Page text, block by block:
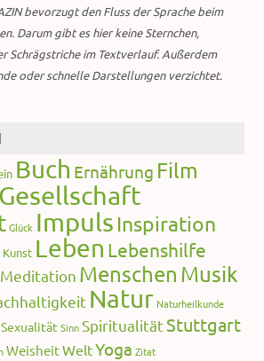
bevorzugt den Fluss der Sprache beim
Darum gibt es hier keine Sternchen,
Schrägstriche im Textverlauf. Außerdem
oder schnelle Darstellungen verzichtet.
Buch Ernährung Film
Gesellschaft
Glück Impuls Inspiration
Kunst Leben Lebenshilfe
Meditation Menschen Musik
Natur Naturheilkunde
Sexualität Sinn SpiritualitätStuttgart
WeisheitWeltYoga Zitat